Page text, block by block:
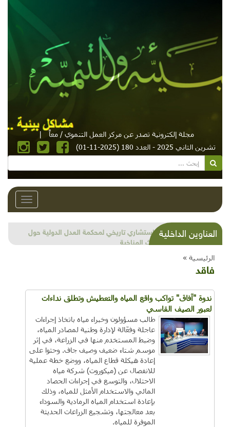
مجلة إلكترونية تصدر عن مركز العمل التنموي / معاً
|
تشرين الثاني 2025 - العدد 180 (2025-11-01)
Toggle
العناوين الداخليةشذرات بيئية وتنموية...بنية تحتية وحلويات قبيحة
وحاكورة ونوبل وزيتون و"سيباط"
الرئيسية »
فاقد
ندوة "آفاق" تواكب واقع المياه والتعطيش وتطلق نداءات
لعبور الصيف القاسي
طالب مسؤولون وخبراء مياه باتخاذ إجراءات
عاجلة وفعّالة لإدارة وطنية لمصادر المياه،
وضبط المستخدم منها في الزراعة، في إثر
موسم شتاء ضعيف وصيف جاف. وحثوا على
إعادة هيكلة قطاع المياه، ووضع خطة عملية
للانفصال عن (ميكوروت) شركة مياه
الاحتلال، والتوسع في إجراءات الحصاد
المائي والاستخدام الأمثل للمياه، وذلك
بإعادة استخدام المياه الرمادية والسوداء
بعد معالجتها، وتشجيع الزراعات الحديثة
الموفرة للمياه.